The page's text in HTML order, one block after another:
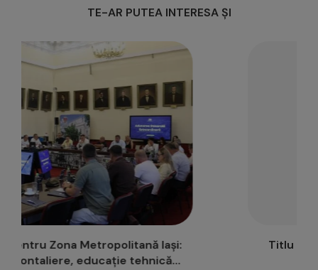
TE-AR PUTEA INTERESA ȘI
Titlu de Școală Europeană și pentru Liceul
Teoretic “Dimitrie Cantemir”...